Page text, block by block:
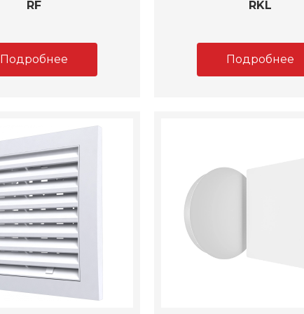
RF
Подробнее
RKL
Подробнее